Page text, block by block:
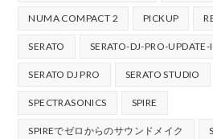
NUMA COMPACT 2 PICKUP
SERATO SERATO-DJ-PRO-UPDATE-
SERATO DJ PRO SERATO STUDIO
SPECTRASONICS SPIRE
SPIREでゼロからのサウンドメイク